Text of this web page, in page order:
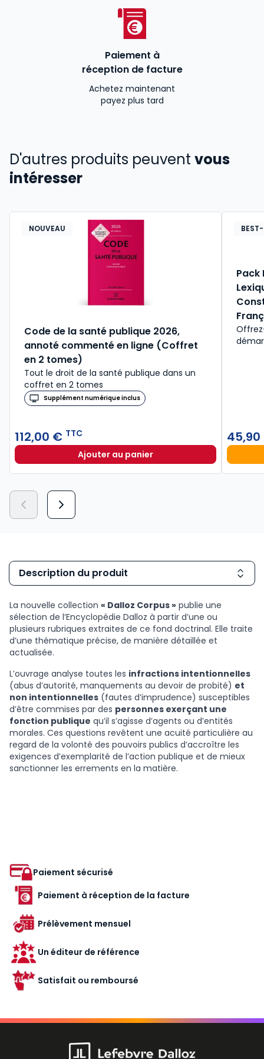
Paiement à
réception de facture
Achetez maintenant
payez plus tard
D'autres produits peuvent vous
intéresser
NOUVEAU
Code de la santé publique 2026,
annoté commenté en ligne (Coffret
en 2 tomes)
Tout le droit de la santé publique dans un
coffret en 2 tomes
Supplément numérique inclus
112,00 € TTC
Ajouter au panierCode de la santé publique 2026,
BEST-
Pack
Description du produit
La nouvelle collection « Dalloz Corpus » publie une
sélection de l’Encyclopédie Dalloz à partir d’une ou
plusieurs rubriques extraites de ce fond doctrinal. Elle traite
d’une thématique précise, de manière détaillée et
actualisée.
L’ouvrage analyse toutes les infractions intentionnelles
(abus d’autorité, manquements au devoir de probité) et
non intentionnelles (fautes d’imprudence) susceptibles
d’être commises par des personnes exerçant une
fonction publique qu’il s’agisse d’agents ou d’entités
morales. Ces questions revêtent une acuité particulière au
regard de la volonté des pouvoirs publics d’accroître les
exigences d’exemplarité de l’action publique et de mieux
sanctionner les errements en la matière.
Paiement sécurisé
Paiement à réception de la facture
Prélèvement mensuel
Un éditeur de référence
Satisfait ou remboursé